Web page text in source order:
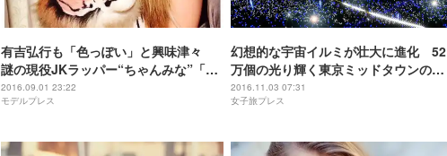
有吉弘行も「色っぽい」と興味津々
謎の現役JKラッパー“ちゃんみな”「櫻
井・有吉THE夜会」出演で話題＜プロ
フィール＞
2016.09.01 23:22
モデルプレス
幻想的な宇宙イルミが壮大に進化 52
万個の光り輝く東京ミッドタウンのク
リスマス
2016.11.03 07:31
女子旅プレス